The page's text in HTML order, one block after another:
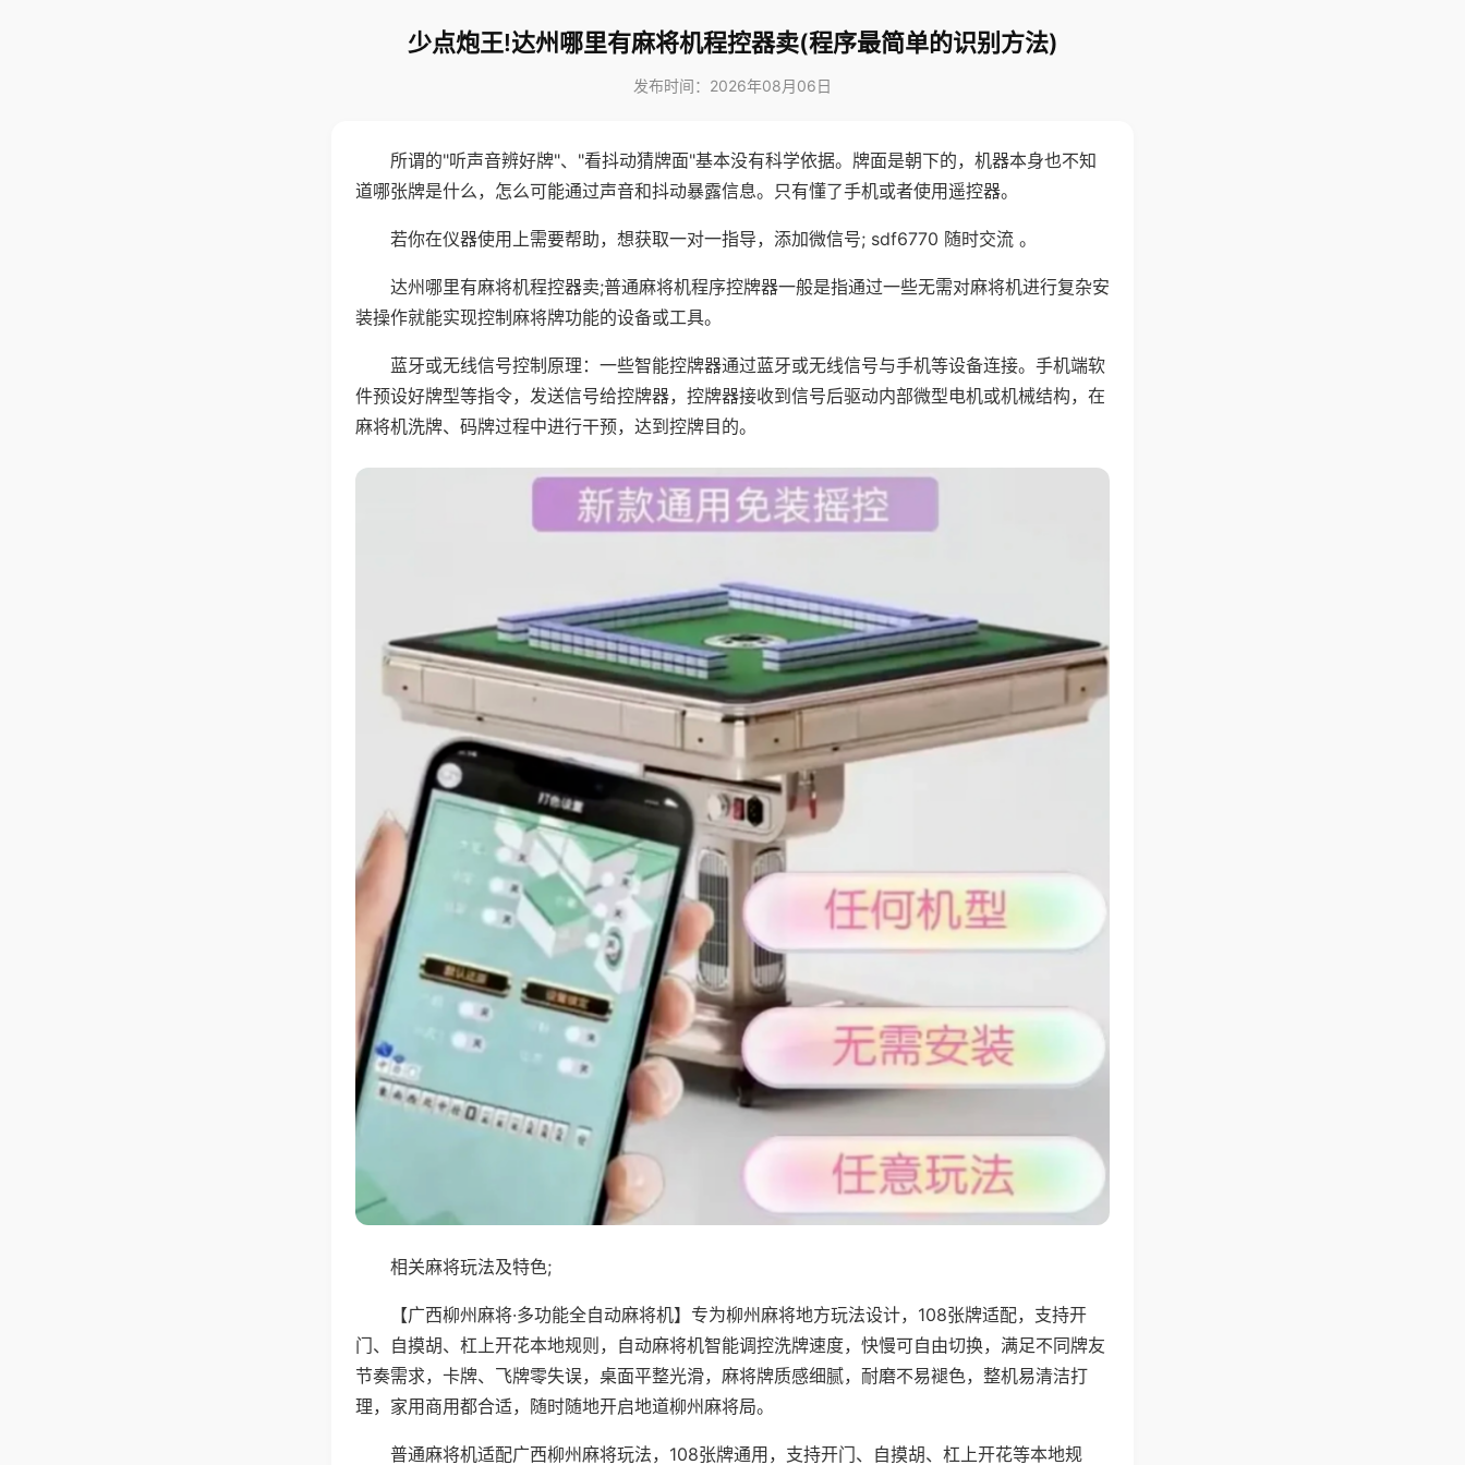
少点炮王!达州哪里有麻将机程控器卖(程序最简单的识别方法)
发布时间：2026年08月06日
所谓的"听声音辨好牌"、"看抖动猜牌面"基本没有科学依据。牌面是朝下的，机器本身也不知
道哪张牌是什么，怎么可能通过声音和抖动暴露信息。只有懂了手机或者使用遥控器。
若你在仪器使用上需要帮助，想获取一对一指导，添加微信号; sdf6770 随时交流 。
达州哪里有麻将机程控器卖;普通麻将机程序控牌器一般是指通过一些无需对麻将机进行复杂安
装操作就能实现控制麻将牌功能的设备或工具。
蓝牙或无线信号控制原理：一些智能控牌器通过蓝牙或无线信号与手机等设备连接。手机端软
件预设好牌型等指令，发送信号给控牌器，控牌器接收到信号后驱动内部微型电机或机械结构，在
麻将机洗牌、码牌过程中进行干预，达到控牌目的。
相关麻将玩法及特色;
【广西柳州麻将·多功能全自动麻将机】专为柳州麻将地方玩法设计，108张牌适配，支持开
门、自摸胡、杠上开花本地规则，自动麻将机智能调控洗牌速度，快慢可自由切换，满足不同牌友
节奏需求，卡牌、飞牌零失误，桌面平整光滑，麻将牌质感细腻，耐磨不易褪色，整机易清洁打
理，家用商用都合适，随时随地开启地道柳州麻将局。
普通麻将机适配广西柳州麻将玩法，108张牌通用，支持开门、自摸胡、杠上开花等本地规